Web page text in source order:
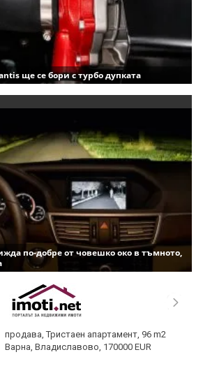
ще се бори с турбо дупката
по-добре от човешко око в тъмното,
продава, Тристаен апартамент, 96 m2
Варна, Владиславово, 170000 EUR